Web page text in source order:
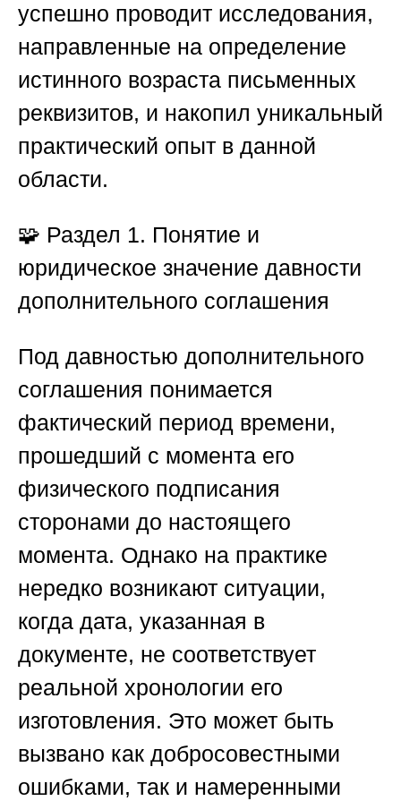
успешно проводит исследования,
направленные на определение
истинного возраста письменных
реквизитов, и накопил уникальный
практический опыт в данной
области.
🧩 Раздел 1. Понятие и
юридическое значение давности
дополнительного соглашения
Под давностью дополнительного
соглашения понимается
фактический период времени,
прошедший с момента его
физического подписания
сторонами до настоящего
момента. Однако на практике
нередко возникают ситуации,
когда дата, указанная в
документе, не соответствует
реальной хронологии его
изготовления. Это может быть
вызвано как добросовестными
ошибками, так и намеренными